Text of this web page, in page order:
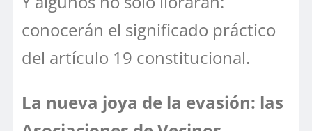
conocerán el significado práctico
del artículo 19 constitucional.
La nueva joya de la evasión: las